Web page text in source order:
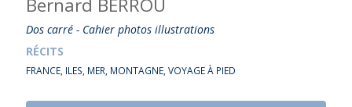
Dos carré - Cahier photos illustrations
RÉCITS
FRANCE, ILES, MER, MONTAGNE, VOYAGE À PIED